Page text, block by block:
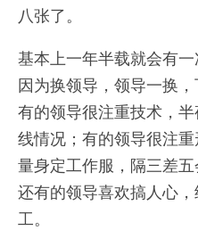
八张了。
基本上一年半载就会有
因为换领导，领导一换，
有的领导很注重技术，
线情况；有的领导很注
量身定工作服，隔三差
还有的领导喜欢搞人心
工。